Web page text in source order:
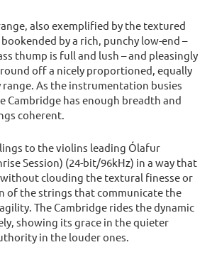
also exemplified by the textured
by a rich, punchy low-end –
thump is full and lush – and pleasingly
off a nicely proportioned, equally
As the instrumentation busies
Cambridge has enough breadth and
coherent.
to the violins leading Ólafur
Session) (24-bit/96kHz) in a way that
clouding the textural finesse or
of the strings that communicate the
The Cambridge rides the dynamic
showing its grace in the quieter
in the louder ones.